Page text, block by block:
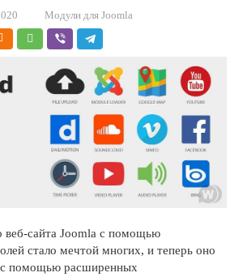
Модули для Joomla
веб-сайта Joomla с помощью
стало мечтой многих, и теперь оно
с помощью расширенных